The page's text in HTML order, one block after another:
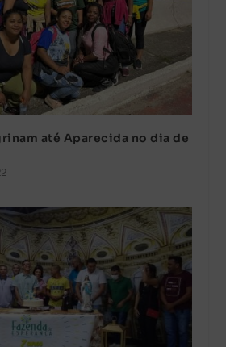
até Aparecida no dia de